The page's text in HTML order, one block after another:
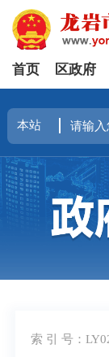
首页 区政府
索 引 号：